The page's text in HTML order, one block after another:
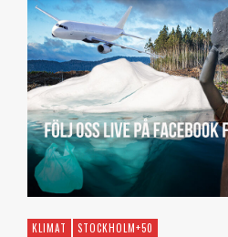
KLIMAT STOCKHOLM+50